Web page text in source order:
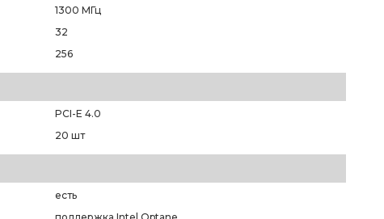
1300 МГц
32
256
PCI-E 4.0
20 шт
есть